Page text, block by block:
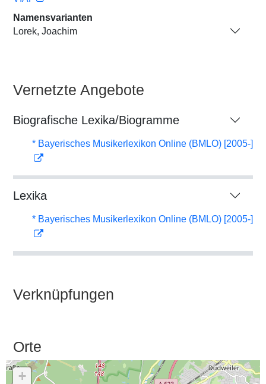
Namensvarianten
Lorek, Joachim
Vernetzte Angebote
Biografische Lexika/Biogramme
* Bayerisches Musikerlexikon Online (BMLO) [2005-]
Lexika
* Bayerisches Musikerlexikon Online (BMLO) [2005-]
Verknüpfungen
Orte
+